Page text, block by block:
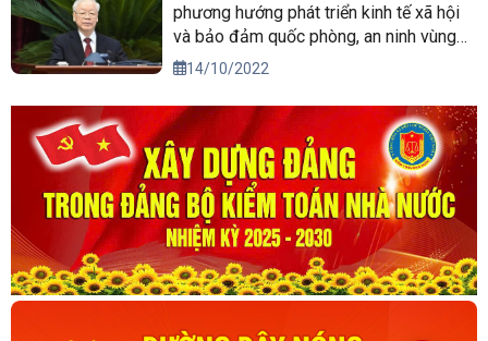
phương hướng phát triển kinh tế xã hội
và bảo đảm quốc phòng, an ninh vùng
Tây Nguyên đến năm 2030, tầm nhìn
14/10/2022